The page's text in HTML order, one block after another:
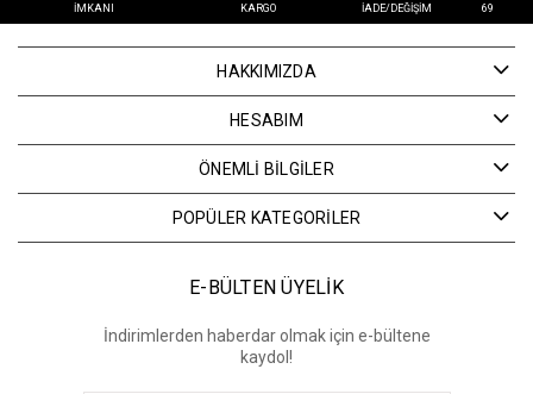
İMKANI
KARGO
İADE/DEĞIŞIM
69
HAKKIMIZDA
HESABIM
ÖNEMLİ BİLGİLER
POPÜLER KATEGORİLER
E-BÜLTEN ÜYELİK
İndirimlerden haberdar olmak için e-bültene
kaydol!